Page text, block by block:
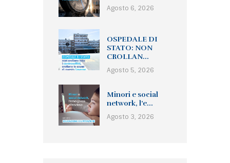
Agosto 6, 2026
OSPEDALE DI
STATO: NON
CROLLAN...
Agosto 5, 2026
Minori e social
network, l’e...
Agosto 3, 2026